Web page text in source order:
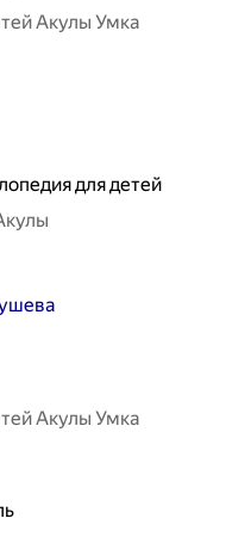
Акулы Умка
для детей
Акулы Умка